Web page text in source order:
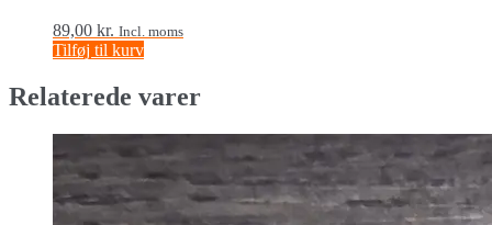
89,00 kr. Incl. moms
Tilføj til kurv
Relaterede varer